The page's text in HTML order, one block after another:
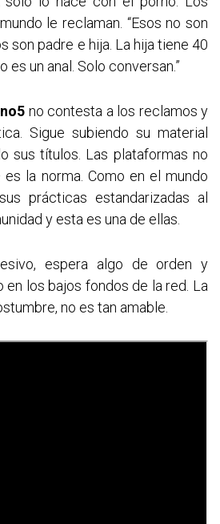
le reclaman. “Esos no son
son padre e hija. La hija tiene 40
es un anal. Solo conversan.”
no contesta a los reclamos y
Sigue subiendo su material
sus títulos. Las plataformas no
la norma. Como en el mundo
prácticas estandarizadas al
y esta es una de ellas.
espera algo de orden y
los bajos fondos de la red. La
no es tan amable.